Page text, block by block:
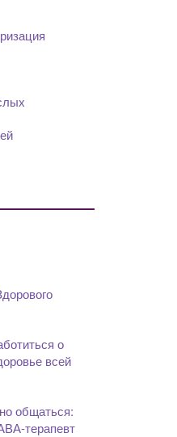
о
всей
общаться:
терапевт